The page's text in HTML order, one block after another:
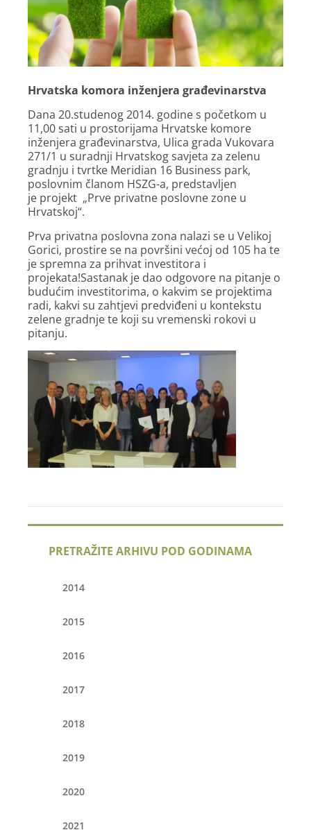
Hrvatska komora inženjera građevinarstva
Dana 20.studenog 2014. godine s početkom u
11,00 sati u prostorijama Hrvatske komore
inženjera građevinarstva, Ulica grada Vukovara
271/1 u suradnji Hrvatskog savjeta za zelenu
gradnju i tvrtke Meridian 16 Business park,
poslovnim članom HSZG-a, predstavljen
je projekt „Prve privatne poslovne zone u
Hrvatskoj“.
Prva privatna poslovna zona nalazi se u Velikoj
Gorici, prostire se na površini većoj od 105 ha te
je spremna za prihvat investitora i
projekata!Sastanak je dao odgovore na pitanje o
budućim investitorima, o kakvim se projektima
radi, kakvi su zahtjevi predviđeni u kontekstu
zelene gradnje te koji su vremenski rokovi u
pitanju.
PRETRAŽITE ARHIVU POD GODINAMA
2014
2015
2016
2017
2018
2019
2020
2021